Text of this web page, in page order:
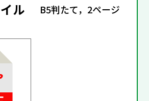
ル B5判たて，2ページ